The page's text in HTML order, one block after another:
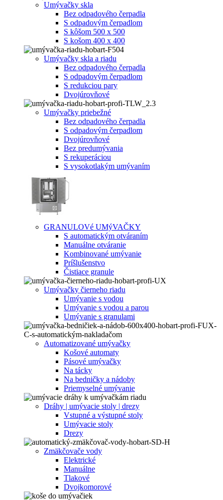
Umývačky skla
Bez odpadového čerpadla
S odpadovým čerpadlom
S kôšom 500 x 500
S košom 400 x 400
Umývačky skla a riadu
Bez odpadového čerpadla
S odpadovým čerpadlom
S redukciou pary
Dvojúrovňové
Umývačky priebežné
Bez odpadového čerpadla
S odpadovým čerpadlom
Dvojúrovňové
Bez predumývania
S rekuperáciou
S vysokotlakým umývaním
GRANULOVé UMýVAČKY
S automatickým otváraním
Manuálne otváranie
Kombinované umývanie
Príšlušenstvo
Čistiace granule
Umývačky čierneho riadu
Umývanie s vodou
Umývanie s vodou a parou
Umývanie s granulami
Automatizované umývačky
Košové automaty
Pásové umývačky
Na tácky
Na bedničky a nádoby
Priemyselné umývanie
Dráhy | umývacie stoly | drezy
Vstupné a výstupné stoly
Umývacie stoly
Drezy
Zmäkčovače vody
Elektrické
Manuálne
Tlakové
Dvojkomorové